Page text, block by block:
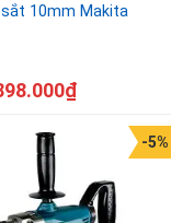
sắt 10mm Makita
₫
-5%